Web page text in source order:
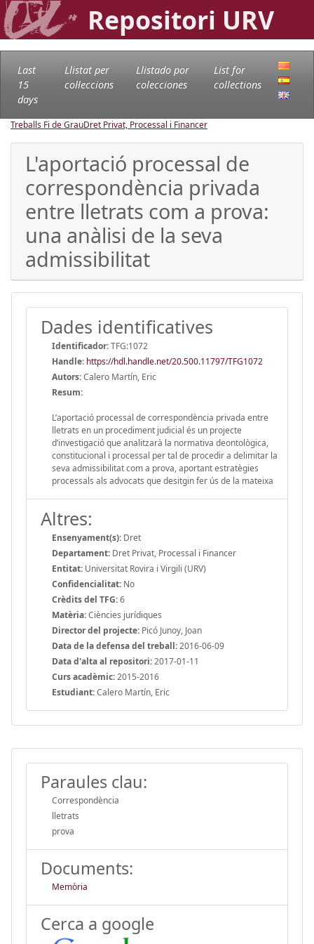
Repositori URV
Last
15
days
Llistat per
col·leccions
Llistado por
colecciones
List for
collections
Treballs Fi de GrauDret Privat, Processal i Financer
L'aportació processal de
correspondència privada
entre lletrats com a prova:
una anàlisi de la seva
admissibilitat
Dades identificatives
Identificador:TFG:1072
Handle: https://hdl.handle.net/20.500.11797/TFG1072
Autors:Calero Martín, Eric
Resum:
L’aportació processal de correspondència privada entre
lletrats en un procediment judicial és un projecte
d’investigació que analitzarà la normativa deontològica,
constitucional i processal per tal de procedir a delimitar la
seva admissibilitat com a prova, aportant estratègies
processals als advocats que desitgin fer ús de la mateixa
Altres:
Ensenyament(s): Dret
Departament: Dret Privat, Processal i Financer
Entitat: Universitat Rovira i Virgili (URV)
Confidencialitat: No
Crèdits del TFG:6
Matèria:Ciències jurídiques
Director del projecte: Picó Junoy, Joan
Data de la defensa del treball:2016-06-09
Data d'alta al repositori:2017-01-11
Curs acadèmic:2015-2016
Estudiant:Calero Martín, Eric
Paraules clau:
Correspondència
lletrats
prova
Documents:
Memòria
Cerca a google